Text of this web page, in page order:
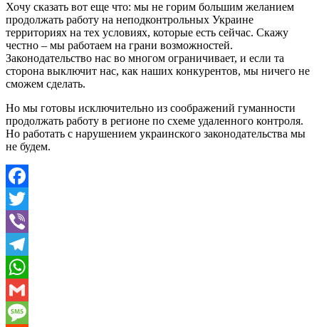
Хочу сказать вот еще что: мы не горим большим желанием
продолжать работу на неподконтрольных Украине
территориях на тех условиях, которые есть сейчас. Скажу
честно – мы работаем на грани возможностей.
Законодательство нас во многом ограничивает, и если та
сторона выключит нас, как наших конкурентов, мы ничего не
сможем сделать.
Но мы готовы исключительно из соображений гуманности
продолжать работу в регионе по схеме удаленного контроля.
Но работать с нарушением украинского законодательства мы
не будем.
Facebook
Twitter
Viber
Telegram
WhatsApp
Gmail